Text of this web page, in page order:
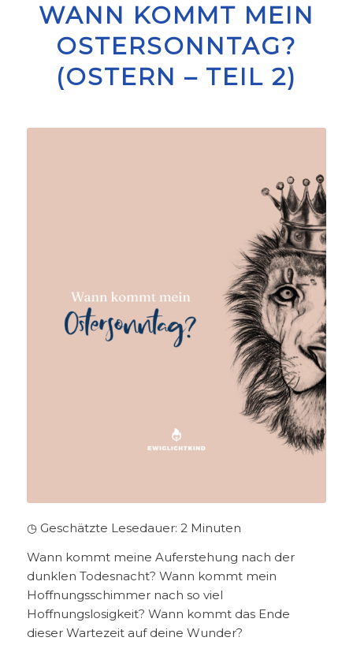
WANN KOMMT MEIN
OSTERSONNTAG?
(OSTERN – TEIL 2)
◷ Geschätzte Lesedauer: 2 Minuten
Wann kommt meine Auferstehung nach der
dunklen Todesnacht? Wann kommt mein
Hoffnungsschimmer nach so viel
Hoffnungslosigkeit? Wann kommt das Ende
dieser Wartezeit auf deine Wunder?